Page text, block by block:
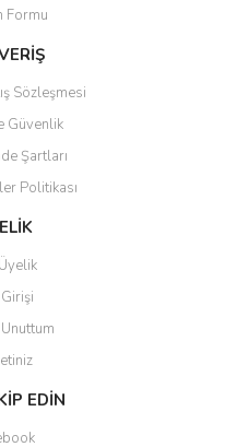
pahalı.
olmalı.
Formu
Sözleşmesi
Güvenlik
Şartları
Politikası
EDİN